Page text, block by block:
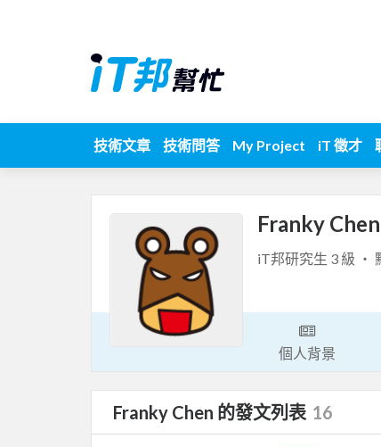
技術文章 技術問答 My Project iT 徵才
Franky Chen
iT邦研究生 3 級 ‧
個人背景
Franky Chen 的發文列表 16